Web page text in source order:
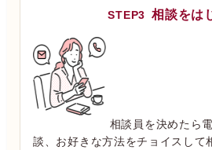
STEP3 相談をは
相談員を決めたら
談、お好きな方法をチョイスして